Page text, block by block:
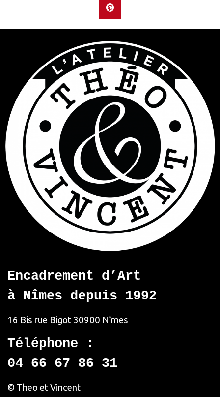
Encadrement d’Art
à Nîmes depuis 1992
16 Bis rue Bigot 30900 Nîmes
Téléphone :
04 66 67 86 31
© Theo et Vincent